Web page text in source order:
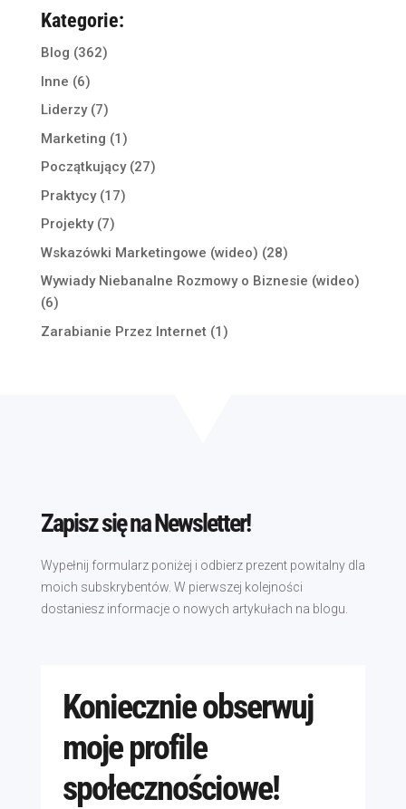
Kategorie:
Blog (362)
Inne (6)
Liderzy(7)
Marketing (1)
Początkujący(27)
Praktycy(17)
Projekty(7)
Wskazówki Marketingowe (wideo) (28)
Wywiady Niebanalne Rozmowy o Biznesie (wideo)
(6)
Zarabianie Przez Internet(1)
Zapisz się na Newsletter!
Wypełnij formularz poniżej i odbierz prezent powitalny dla
moich subskrybentów. W pierwszej kolejności
dostaniesz informacje o nowych artykułach na blogu.
Koniecznie obserwuj
moje profile
społecznościowe!